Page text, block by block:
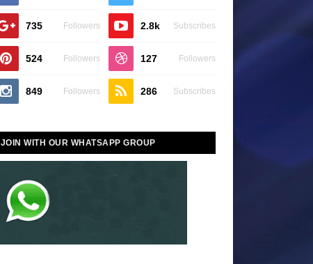
735 Followers 2.8k Subscribes
524 Followers 127 Followers
849 Followers 286 Subscribes
JOIN WITH OUR WHATSAPP GROUP